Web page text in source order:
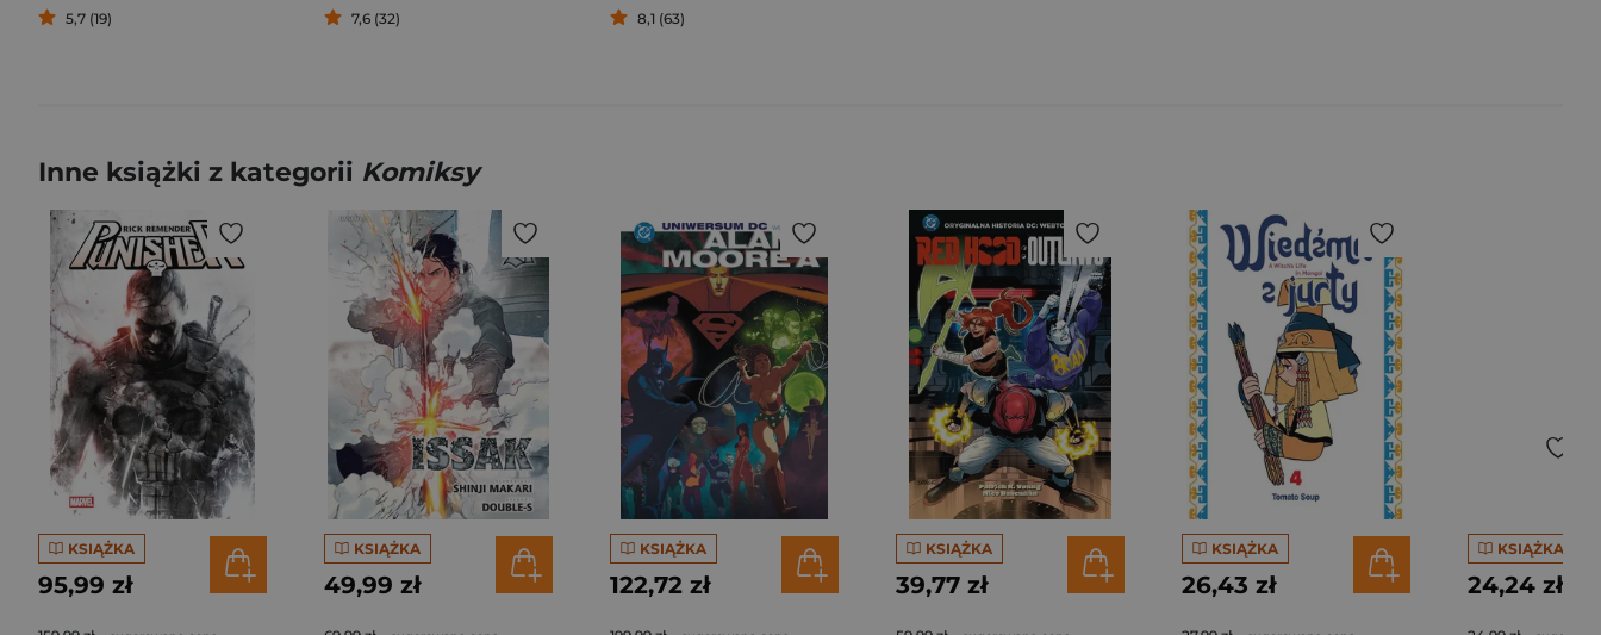
5,7 (19) 7,6 (32) 8,1 (63)
Inne książki z kategorii Komiksy
KSIĄŻKA
95,99 zł
KSIĄŻKA
49,99 zł
KSIĄŻKA
122,72 zł
KSIĄŻKA
39,77 zł
KSIĄŻKA
26,43 zł
KSIĄŻKA
24,24 zł